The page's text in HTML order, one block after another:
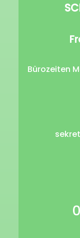
Bürozeiten